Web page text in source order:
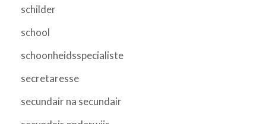
schilder
school
schoonheidsspecialiste
secretaresse
secundair na secundair